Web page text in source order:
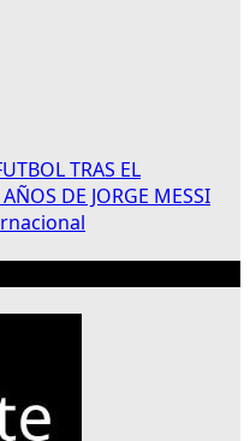
TRAS EL
DE JORGE MESSI